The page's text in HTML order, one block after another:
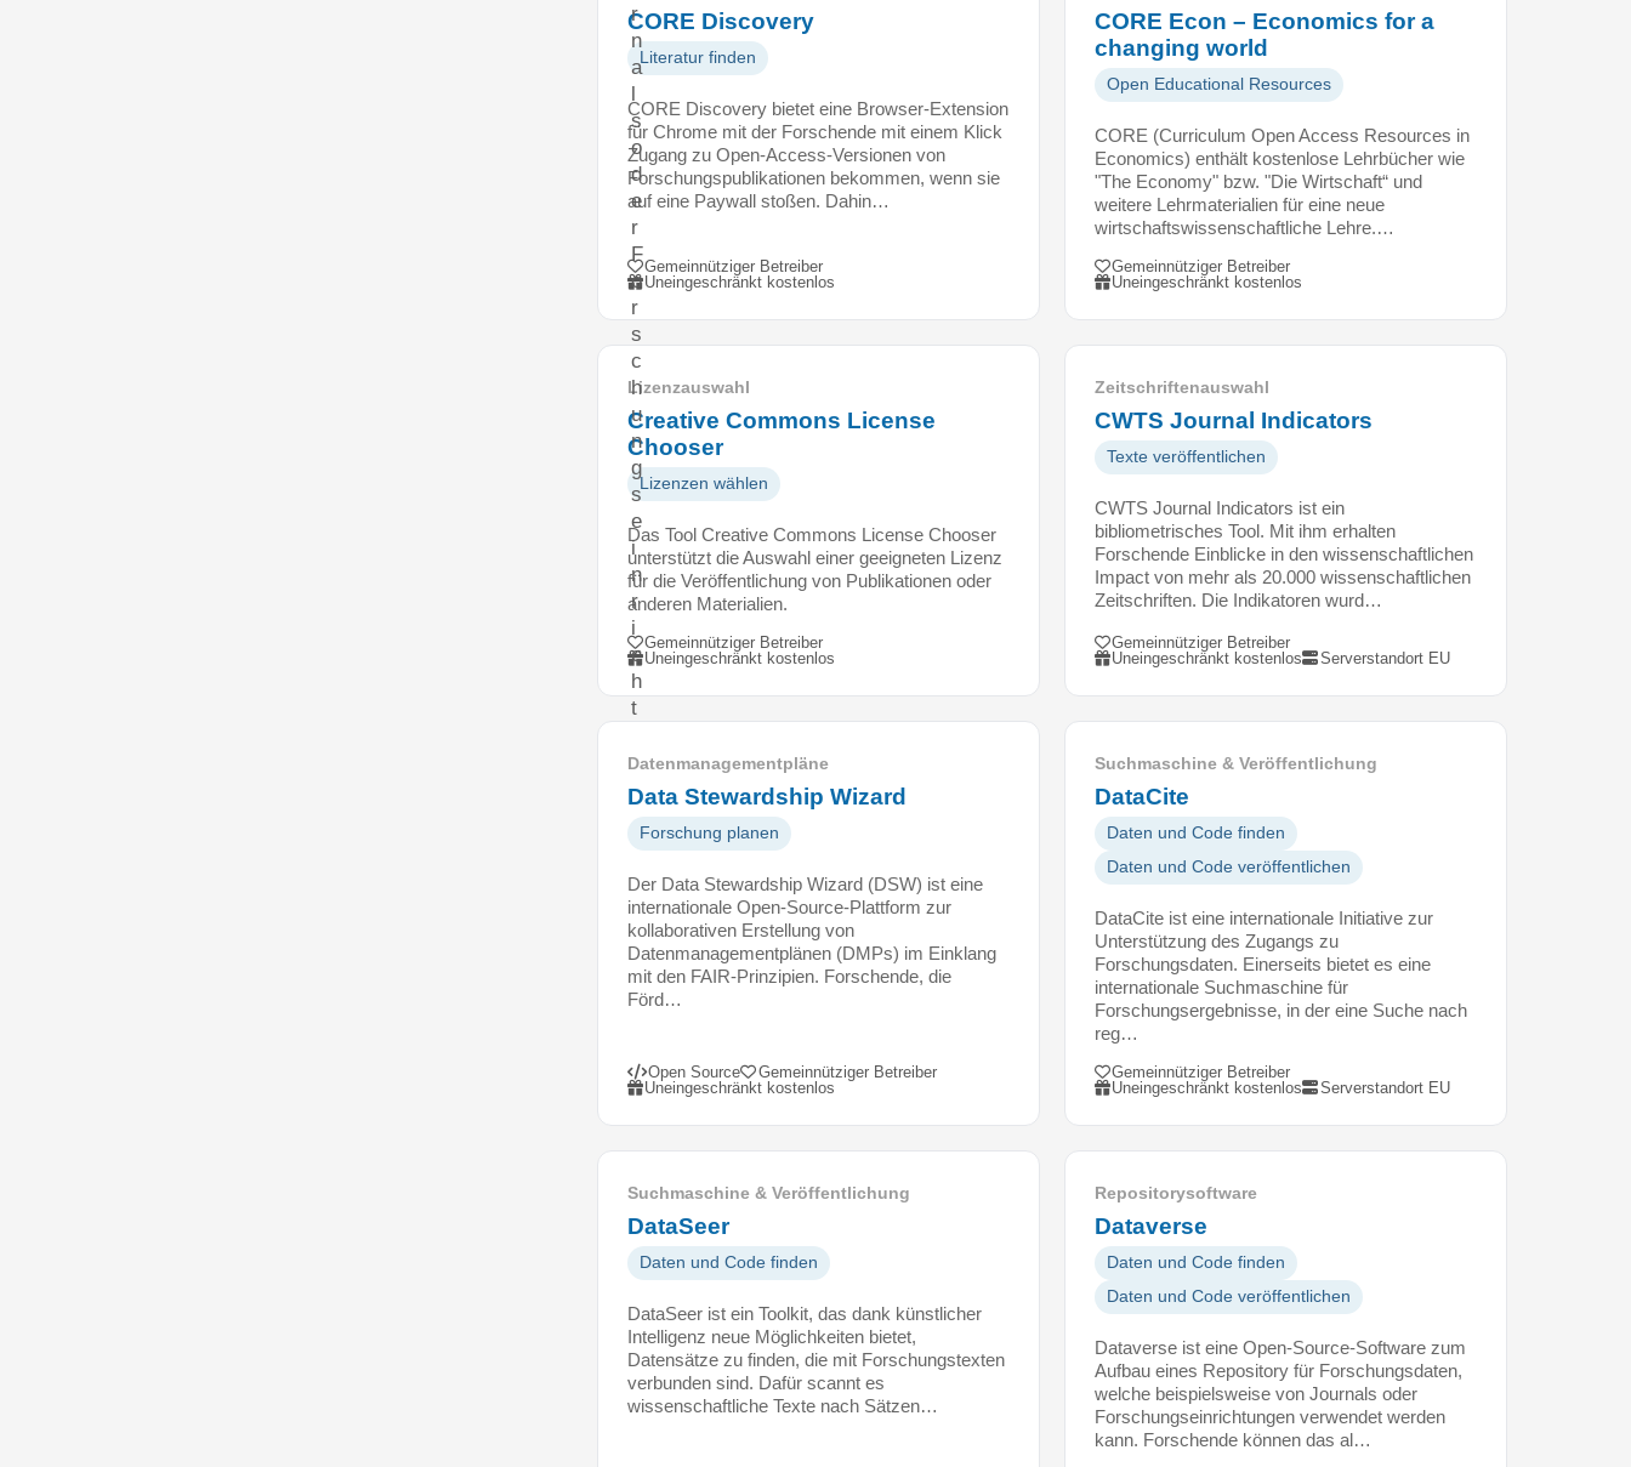
r
n
a
l
s
o
d
e
r
F
o
r
s
c
h
u
n
g
s
e
i
n
r
i
c
h
t
n
g
e
n
e
r
w
e
n
t
d
e
n
k
n
n
.
F
CORE Discovery
Literatur finden
CORE Discovery bietet eine Browser-Extension
für Chrome mit der Forschende mit einem Klick
Zugang zu Open-Access-Versionen von
Forschungspublikationen bekommen, wenn sie
auf eine Paywall stoßen. Dahin…
Gemeinnütziger Betreiber
Uneingeschränkt kostenlos
CORE Econ – Economics for a
changing world
Open Educational Resources
CORE (Curriculum Open Access Resources in
Economics) enthält kostenlose Lehrbücher wie
"The Economy" bzw. "Die Wirtschaft“ und
weitere Lehrmaterialien für eine neue
wirtschaftswissenschaftliche Lehre.…
Gemeinnütziger Betreiber
Uneingeschränkt kostenlos
Lizenzauswahl
Creative Commons License
Chooser
Lizenzen wählen
Das Tool Creative Commons License Chooser
unterstützt die Auswahl einer geeigneten Lizenz
für die Veröffentlichung von Publikationen oder
anderen Materialien.
Gemeinnütziger Betreiber
Uneingeschränkt kostenlos
Zeitschriftenauswahl
CWTS Journal Indicators
Texte veröffentlichen
CWTS Journal Indicators ist ein
bibliometrisches Tool. Mit ihm erhalten
Forschende Einblicke in den wissenschaftlichen
Impact von mehr als 20.000 wissenschaftlichen
Zeitschriften. Die Indikatoren wurd…
Gemeinnütziger Betreiber
Uneingeschränkt kostenlos
Serverstandort EU
Datenmanagementpläne
Data Stewardship Wizard
Forschung planen
Der Data Stewardship Wizard (DSW) ist eine
internationale Open-Source-Plattform zur
kollaborativen Erstellung von
Datenmanagementplänen (DMPs) im Einklang
mit den FAIR-Prinzipien. Forschende, die
Förd…
Open Source
Gemeinnütziger Betreiber
Uneingeschränkt kostenlos
Suchmaschine & Veröffentlichung
DataCite
Daten und Code finden
Daten und Code veröffentlichen
DataCite ist eine internationale Initiative zur
Unterstützung des Zugangs zu
Forschungsdaten. Einerseits bietet es eine
internationale Suchmaschine für
Forschungsergebnisse, in der eine Suche nach
reg…
Gemeinnütziger Betreiber
Uneingeschränkt kostenlos
Serverstandort EU
Suchmaschine & Veröffentlichung
DataSeer
Daten und Code finden
DataSeer ist ein Toolkit, das dank künstlicher
Intelligenz neue Möglichkeiten bietet,
Datensätze zu finden, die mit Forschungstexten
verbunden sind. Dafür scannt es
wissenschaftliche Texte nach Sätzen…
Repositorysoftware
Dataverse
Daten und Code finden
Daten und Code veröffentlichen
Dataverse ist eine Open-Source-Software zum
Aufbau eines Repository für Forschungsdaten,
welche beispielsweise von Journals oder
Forschungseinrichtungen verwendet werden
kann. Forschende können das al…